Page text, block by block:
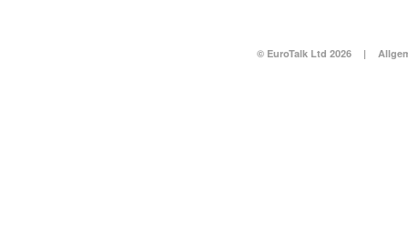
© EuroTalk Ltd 2026 |